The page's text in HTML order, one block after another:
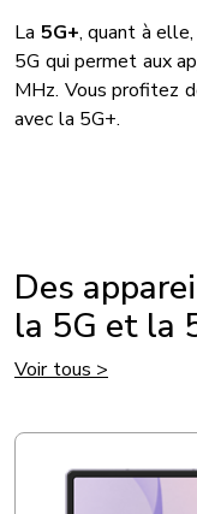
La 5G+, quant à
5G qui permet aux
MHz. Vous profitez
avec la 5G+.
Des
la 5G et la
Voir tous >
Samsung Galaxy Z